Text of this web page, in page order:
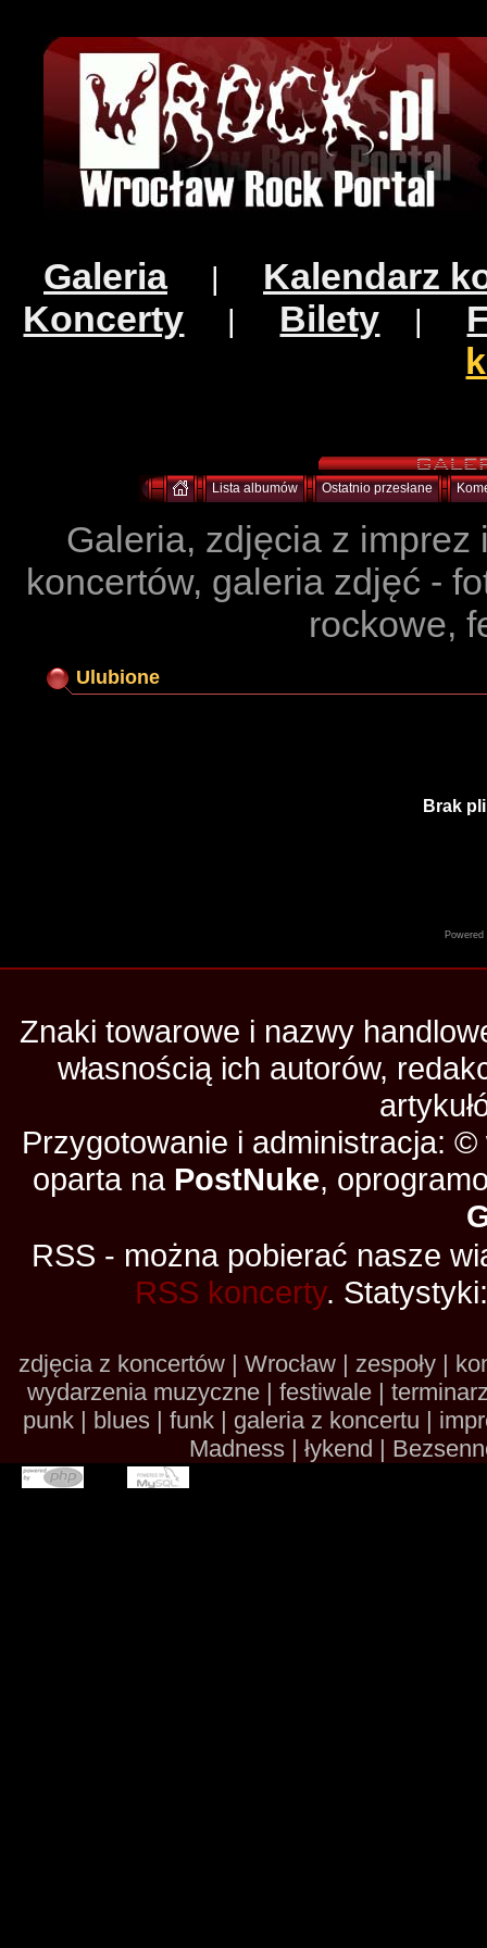
Galeria| Kalendarz
Koncerty | Bilety |
Lista albumów Ostatnio przesłane
Galeria, zdjęcia z imprez
koncertów, galeria zdjęć -
rockowe,
Ulubione
Brak
Znaki towarowe i nazwy
własnością ich autorów,
Przygotowanie i administracja:
oparta na PostNuke,
RSS - można pobierać nasze
RSS koncerty.
zdjęcia z koncertów | Wrocław | zespoły |
wydarzenia muzyczne | festiwale |
punk | blues | funk | galeria z koncertu |
Madness | łykend |